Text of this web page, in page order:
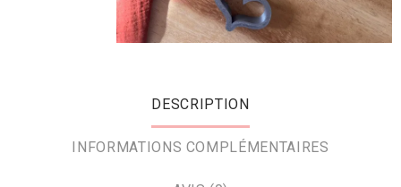
DESCRIPTION
INFORMATIONS COMPLÉMENTAIRES